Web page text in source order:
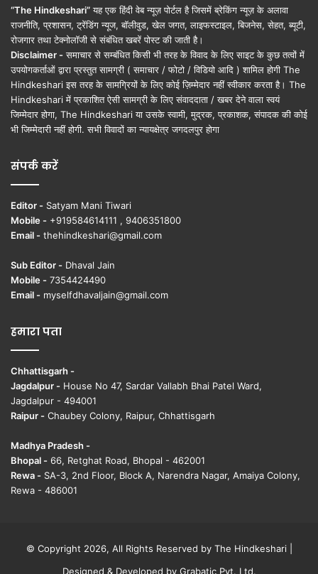
“The Hindkeshari”यह एक हिंदी वेब न्यूज़ पोर्टल है जिसमें ब्रेकिंग न्यूज़ के अलावा
राजनीति, प्रशासन, ट्रेंडिंग न्यूज, बॉलीवुड, खेल जगत, लाइफस्टाइल, बिजनेस, सेहत, ब्यूटी,
रोजगार तथा टेक्नोलॉजी से संबंधित खबरें पोस्ट की जाती है।
Disclaimer - समाचार से सम्बंधित किसी भी तरह के विवाद के लिए साइट के कुछ तत्वों में
उपयोगकर्ताओं द्वारा प्रस्तुत सामग्री ( समाचार / फोटो / विडियो आदि ) शामिल होगी The
Hindkeshari इस तरह के सामग्रियों के लिए कोई ज़िम्मेदार नहीं स्वीकार करता है। The
Hindkeshari में प्रकाशित ऐसी सामग्री के लिए संवाददाता / खबर देने वाला स्वयं
जिम्मेदार होगा, The Hindkeshari या उसके स्वामी, मुद्रक, प्रकाशक, संपादक की कोई
भी जिम्मेदारी नहीं होगी. सभी विवादों का न्यायक्षेत्र जगदलपुर होगा
संपर्क करें
Editor - Satyam Mani Tiwari
Mobile - +919584614111 , 9406351800
Email - thehindkeshari@gmail.com
Sub Editor - Dhaval Jain
Mobile - 7354424490
Email - myselfdhavaljain@gmail.com
हमारा पता
Chhattisgarh -
Jagdalpur - House No 47, Sardar Vallabh Bhai Patel Ward,
Jagdalpur - 494001
Raipur - Chaubey Colony, Raipur, Chhattisgarh
Madhya Pradesh -
Bhopal - 66, Retghat Road, Bhopal - 462001
Rewa - SA-3, 2nd Floor, Block A, Narendra Nagar, Amaiya Colony,
Rewa - 486001
© Copyright 2026, All Rights Reserved by The Hindkeshari |
Designed & Developed by Grabatic Pvt. Ltd.